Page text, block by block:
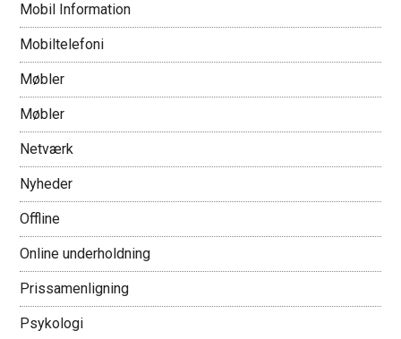
Mobil Information
Mobiltelefoni
Møbler
Møbler
Netværk
Nyheder
Offline
Online underholdning
Prissamenligning
Psykologi